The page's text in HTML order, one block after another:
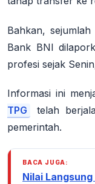
Bahkan,
Bank BNI
profesi sejak
Informasi ini
TPG
telah
pemerintah.
BACA JUGA:
Nilai